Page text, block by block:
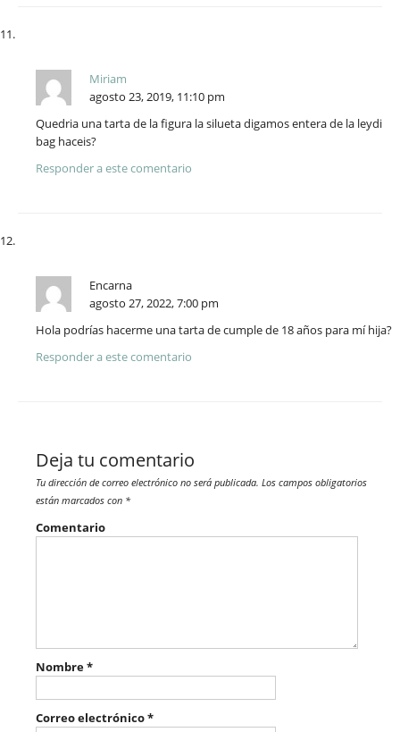
Miriam
agosto 23, 2019, 11:10 pm
Quedria una tarta de la figura la silueta digamos entera de la leydi
bag haceis?
Responder a este comentario
Encarna
agosto 27, 2022, 7:00 pm
Hola podrías hacerme una tarta de cumple de 18 años para mí hija?
Responder a este comentario
Deja tu comentario
Tu dirección de correo electrónico no será publicada. Los campos obligatorios
están marcados con *
Comentario
Nombre*
Correo electrónico*